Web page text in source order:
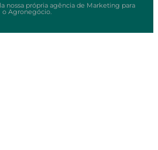
nossa própria agência de Marketing para
o Agronegócio.